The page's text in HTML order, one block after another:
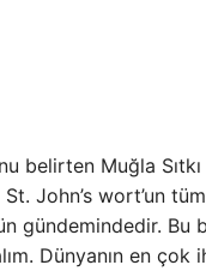
belirten Muğla Sıtkı
John’s wort’un tüm
gündemindedir. Bu
Dünyanın en çok